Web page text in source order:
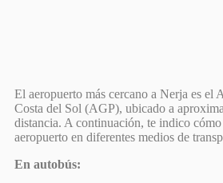
El aeropuerto más cercano a Nerja es el
Costa del Sol (AGP), ubicado a
distancia. A continuación, te indico
aeropuerto en diferentes medios de
En autobús: